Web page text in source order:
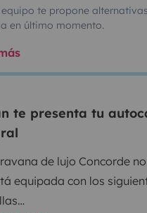
te propone
en último momento.
te presenta tu
de lujo Concorde
equipada con los